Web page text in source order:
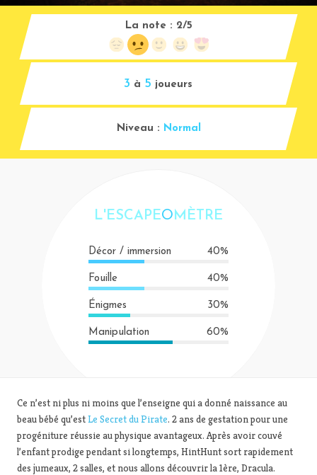
3 à 5 joueurs
La note : 2/5
Niveau : Normal
L'ESCAPEO MÈTRE
Décor / immersion 40%
Fouille 40%
Énigmes 30%
Manipulation 60%
Ce n’est ni plus ni moins que l’enseigne qui a donné naissance au
beau bébé qu’estLe Secret du Pirate. 2 ans de gestation pour une
progéniture réussie au physique avantageux. Après avoir couvé
l’enfant prodige pendant si longtemps, HintHunt sort rapidement
des jumeaux, 2 salles, et nous allons découvrir la 1ère, Dracula.